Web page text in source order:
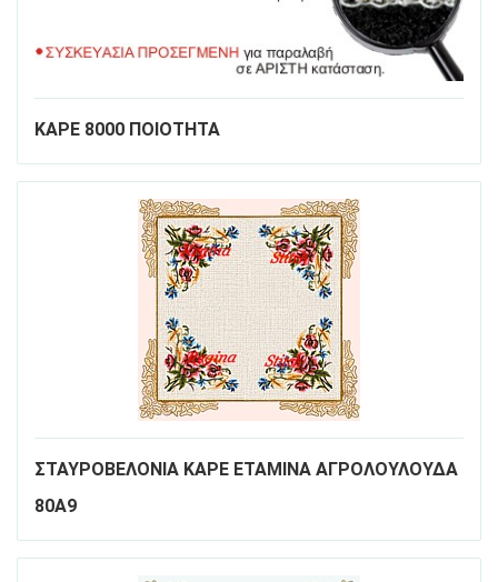
ΚΑΡΕ 8000 ΠΟΙΟΤΗΤΑ
ΣΤΑΥΡΟΒΕΛΟΝΙΑ ΚΑΡΕ ΕΤΑΜΙΝΑ ΑΓΡΟΛΟΥΛΟΥΔΑ
80Α9